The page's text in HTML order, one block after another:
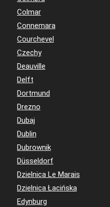
Colmar
Connemara
Courchevel
Czechy
Deauville
Delft
Dortmund
Drezno
Dubaj
Dublin
Dubrownik
Düsseldorf
Dzielnica Le Marais
Dzielnica Łacińska
Edynburg